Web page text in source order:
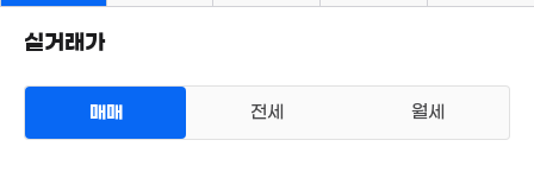
실거래가
매매 전세 월세